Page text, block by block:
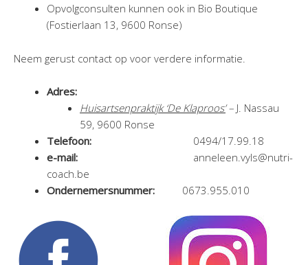
Opvolgconsulten kunnen ook in Bio Boutique
(Fostierlaan 13, 9600 Ronse)
Neem gerust contact op voor verdere informatie.
Adres:
Huisartsenpraktijk ‘De Klaproos’– J. Nassau
59, 9600 Ronse
Telefoon: 0494/17.99.18
e-mail: anneleen.vyls@nutri-
coach.be
Ondernemersnummer: 0673.955.010